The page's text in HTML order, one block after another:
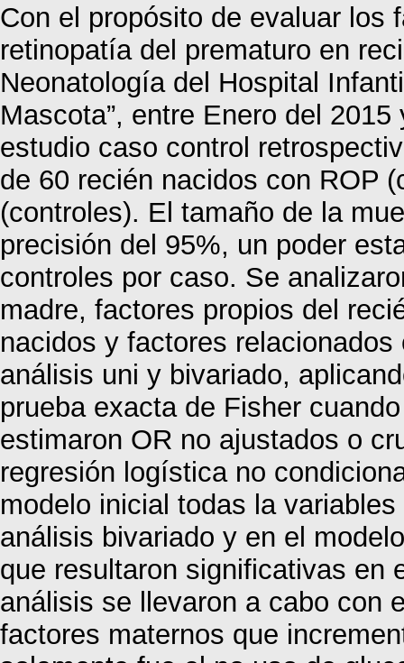
Con el propósito de evaluar los
retinopatía del prematuro en
Neonatología del Hospital
Mascota”, entre Enero del
estudio caso control
de 60 recién nacidos con ROP
(controles). El tamaño de la
precisión del 95%, un poder
controles por caso. Se
madre, factores propios del
nacidos y factores
análisis uni y bivariado,
prueba exacta de Fisher
estimaron OR no ajustados o
regresión logística no
modelo inicial todas la
análisis bivariado y en el
que resultaron significativas en
análisis se llevaron a cabo con
factores maternos que